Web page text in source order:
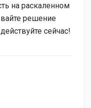
на раскаленном
решение
сейчас!